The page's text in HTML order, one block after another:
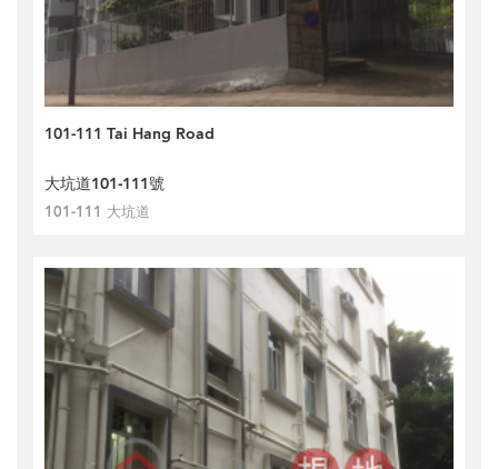
101-111 Tai Hang Road
大坑道101-111號
101-111 大坑道